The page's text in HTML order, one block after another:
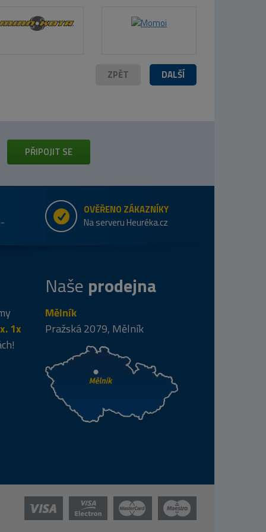
DALŠÍ
ZPĚT
PŘIPOJIT SE
OVĚŘENO ZÁKAZNÍKY
Na serveru Heuréka.cz
1x
Naše prodejna
Mělník
Pražská 2079, Mělník